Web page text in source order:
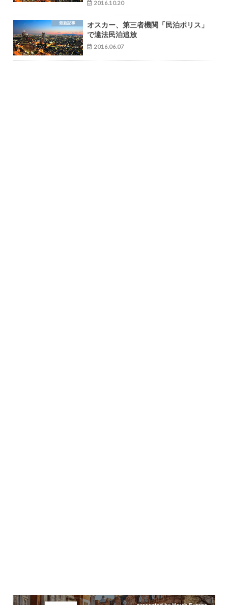
2016.10.20
最新記事
オスカー、第三者機関「民泊ポリス」
で違法民泊追放
2016.06.07